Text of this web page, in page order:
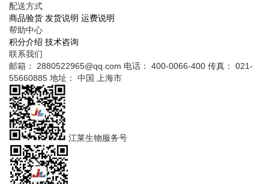
配送方式
商品验货 发货说明 运费说明
帮助中心
积分介绍 技术咨询
联系我们
邮箱： 2880522965@qq.com 电话： 400-0066-400 传真： 021-
55660885 地址： 中国 上海市
江莱生物服务号